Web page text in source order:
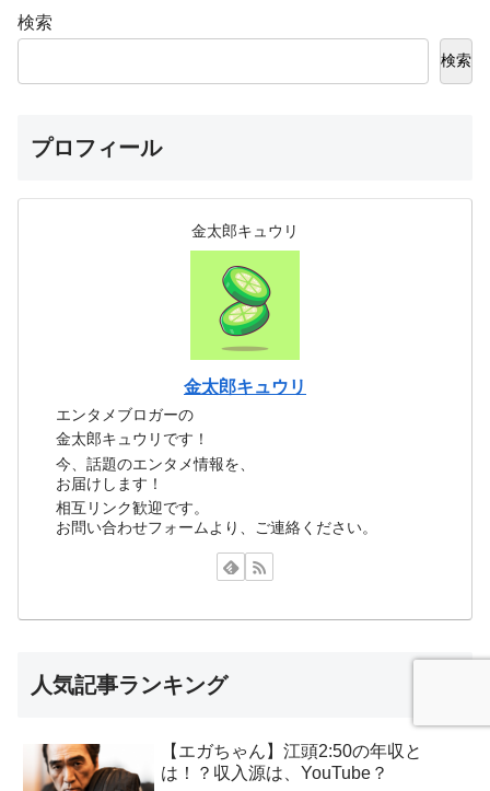
検索
検索
プロフィール
金太郎キュウリ
金太郎キュウリ
エンタメブロガーの
金太郎キュウリです！
今、話題のエンタメ情報を、
お届けします！
相互リンク歓迎です。
お問い合わせフォームより、ご連絡ください。
人気記事ランキング
【エガちゃん】江頭2:50の年収と
は！？収入源は、YouTube？